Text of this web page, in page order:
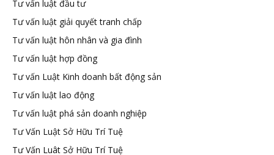
Tư vấn luật đầu tư
Tư vấn luật giải quyết tranh chấp
Tư vấn luật hôn nhân và gia đình
Tư vấn luật hợp đồng
Tư vấn Luật Kinh doanh bất động sản
Tư vấn luật lao động
Tư vấn luật phá sản doanh nghiệp
Tư Vấn Luật Sở Hữu Trí Tuệ
Tư Vấn Luât Sở Hữu Trí Tuệ